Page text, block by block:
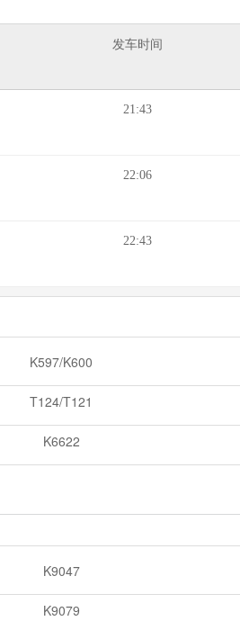
发车时间
21:43
22:06
22:43
K597/K600
T124/T121
K6622
K9047
K9079